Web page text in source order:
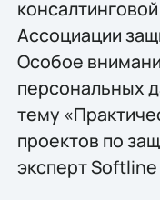
Ассоциации
Особое
персональных
тему
проектов по
эксперт